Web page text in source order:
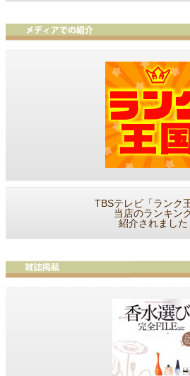
TBSテレビ「ランク
当店のランキン
紹介されました